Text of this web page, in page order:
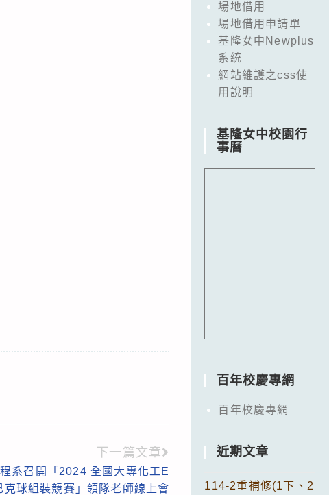
下一篇文章
系召開「2024 全國大專化工E
球組裝競賽」領隊老師線上會
場地借用
場地借用申請單
基隆女中Newplus
系統
網站維護之css使
用說明
基隆女中校園行
事曆
百年校慶專網
百年校慶專網
近期文章
114-2重補修(1下、2